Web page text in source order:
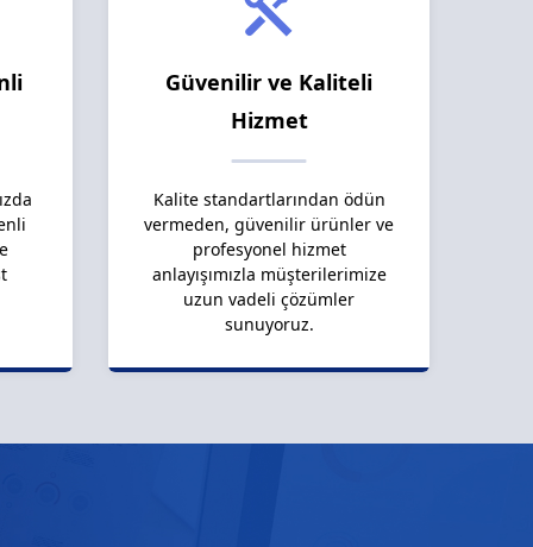
Güvenilir ve Kaliteli
Hizmet
Kalite standartlarından ödün
vermeden, güvenilir ürünler ve
profesyonel hizmet
anlayışımızla müşterilerimize
uzun vadeli çözümler
sunuyoruz.